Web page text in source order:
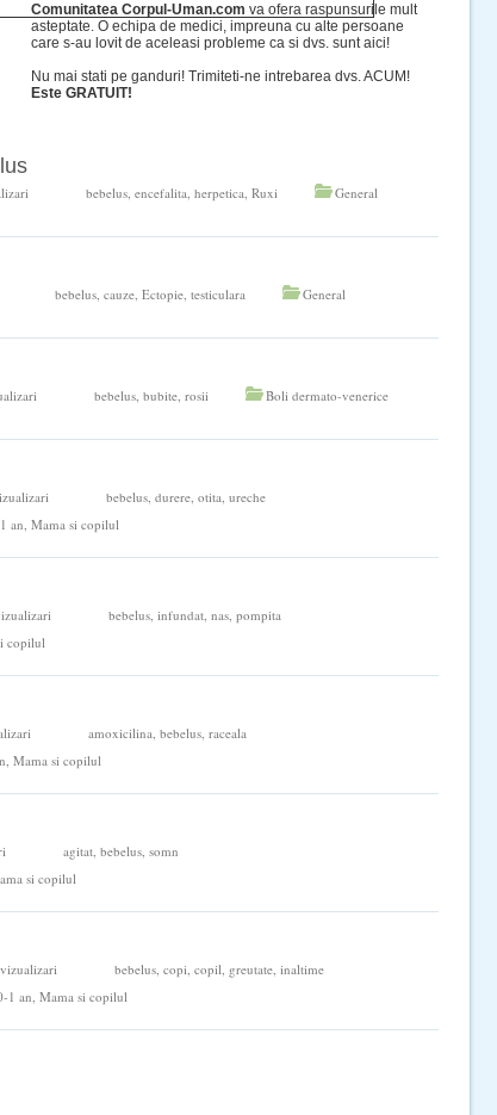
Comunitatea Corpul-Uman.com va ofera raspunsurile mult
asteptate. O echipa de medici, impreuna cu alte persoane
care s-au lovit de aceleasi probleme ca si dvs. sunt aici!
Nu mai stati pe ganduri! Trimiteti-ne intrebarea dvs. ACUM!
Este GRATUIT!
bebelus, encefalita, herpetica, Ruxi General
bebelus, cauze, Ectopie, testiculara General
bebelus, bubite, rosii Boli dermato-venerice
bebelus, durere, otita, ureche
an, Mama si copilul
bebelus, infundat, nas, pompita
copilul
amoxicilina, bebelus, raceala
, Mama si copilul
agitat, bebelus, somn
si copilul
vizualizari bebelus, copi, copil, greutate, inaltime
1 an, Mama si copilul